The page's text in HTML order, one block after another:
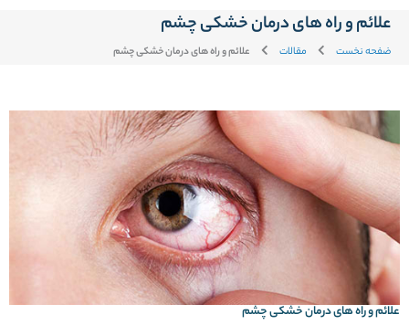
علائم و راه های درمان خشکی چشم
ضفحه نخست مقالات علائم و راه های درمان خشکی چشم
علائم و راه های درمان خشکی چشم